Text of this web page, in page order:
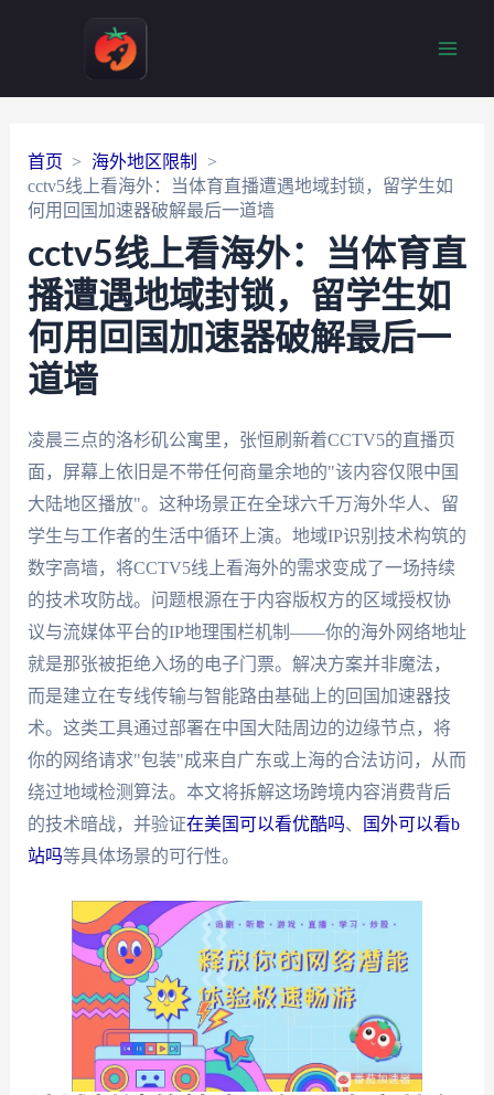
首页
海外地区限制
cctv5线上看海外：当体育直播遭遇地域封锁，留学生如
何用回国加速器破解最后一道墙
cctv5线上看海外：当体育直
播遭遇地域封锁，留学生如
何用回国加速器破解最后一
道墙
凌晨三点的洛杉矶公寓里，张恒刷新着CCTV5的直播页
面，屏幕上依旧是不带任何商量余地的"该内容仅限中国
大陆地区播放"。这种场景正在全球六千万海外华人、留
学生与工作者的生活中循环上演。地域IP识别技术构筑的
数字高墙，将CCTV5线上看海外的需求变成了一场持续
的技术攻防战。问题根源在于内容版权方的区域授权协
议与流媒体平台的IP地理围栏机制——你的海外网络地址
就是那张被拒绝入场的电子门票。解决方案并非魔法，
而是建立在专线传输与智能路由基础上的回国加速器技
术。这类工具通过部署在中国大陆周边的边缘节点，将
你的网络请求"包装"成来自广东或上海的合法访问，从而
绕过地域检测算法。本文将拆解这场跨境内容消费背后
的技术暗战，并验证在美国可以看优酷吗、
国外可以看b
站吗等具体场景的可行性。